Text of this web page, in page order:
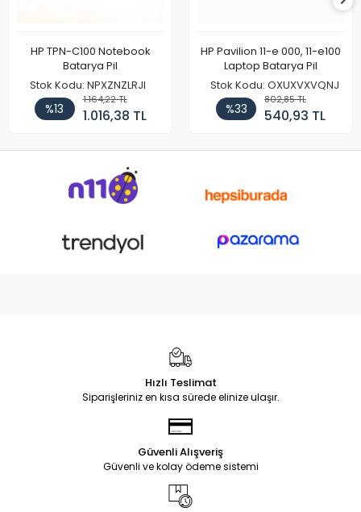
HP TPN-C100 Notebook
Batarya Pil
Stok Kodu: NPXZNZLRJI
%13
1.164,22 TL
1.016,38 TL
HP Pavilion 11-e 000, 11-e100
Laptop Batarya Pil
Stok Kodu: OXUXVXVQNJ
%33
802,85 TL
540,93 TL
Hızlı Teslimat
Siparişleriniz en kısa sürede elinize ulaşır.
Güvenli Alışveriş
Güvenli ve kolay ödeme sistemi